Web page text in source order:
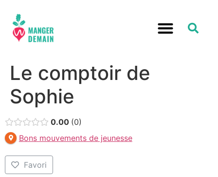
Le comptoir de
Sophie
0.00 0
Bons mouvements de jeunesse
Favori